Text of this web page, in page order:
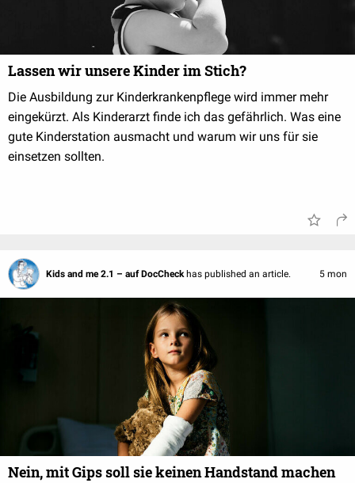
Lassen wir unsere Kinder im Stich?
Die Ausbildung zur Kinderkrankenpflege wird immer mehr
eingekürzt. Als Kinderarzt finde ich das gefährlich. Was eine
gute Kinderstation ausmacht und warum wir uns für sie
einsetzen sollten.
Kids and me 2.1 – auf DocCheck has published an article. 5 mon
Nein, mit Gips soll sie keinen Handstand machen